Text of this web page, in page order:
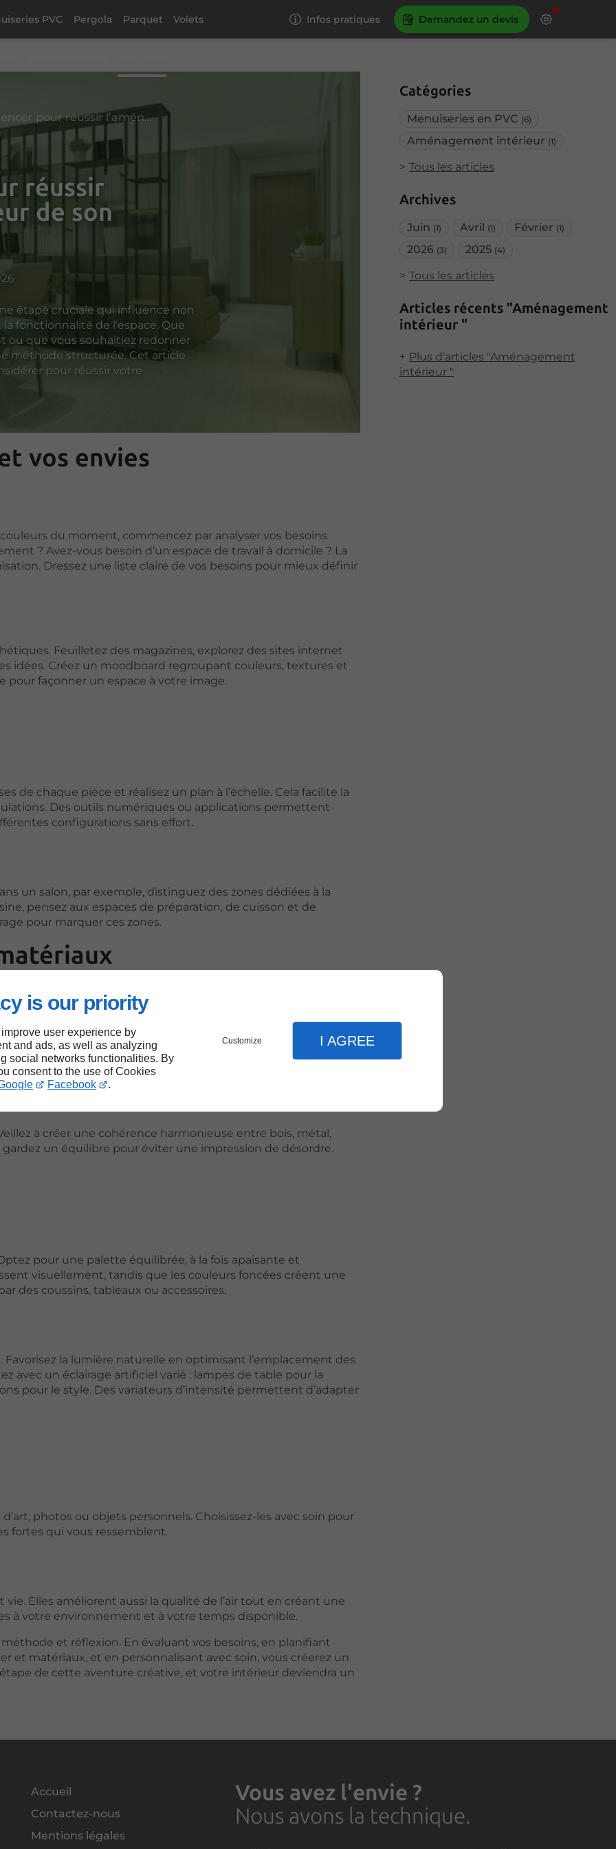
is our priority
user experience by
and ads, as well as analyzing
social networks functionalities. By
consent to the use of Cookies
Facebook .
Customize I AGREE
PVC Pergola Parquet Volets Infos pratiques Demandez un devis
Catégories
Menuiseries en PVC (6)
Aménagement intérieur (1)
Tous les articles
Archives
Juin (1) Avril (1) Février (1)
2026 (3) 2025 (4)
Tous les articles
Articles récents "Aménagement
intérieur "
Plus d'articles "Aménagement
intérieur "
Par où commencer pour réussir l’aménagement intérieur de son logement ?
réussir
de son
étape cruciale qui influence non
fonctionnalité de l'espace. Que
ou que vous souhaitiez redonner
méthode structurée. Cet article
pour réussir votre
vos envies
du moment, commencez par analyser vos besoins
? Avez-vous besoin d’un espace de travail à domicile ? La
Dressez une liste claire de vos besoins pour mieux définir
Feuilletez des magazines, explorez des sites internet
idées. Créez un moodboard regroupant couleurs, textures et
pour façonner un espace à votre image.
de chaque pièce et réalisez un plan à l’échelle. Cela facilite la
Des outils numériques ou applications permettent
configurations sans effort.
un salon, par exemple, distinguez des zones dédiées à la
pensez aux espaces de préparation, de cuisson et de
pour marquer ces zones.
des meubles proportionnés à l’espace, évitez les pièces trop
: meubles modulables ou rangements intégrés
à créer une cohérence harmonieuse entre bois, métal,
un équilibre pour éviter une impression de désordre.
pour une palette équilibrée, à la fois apaisante et
visuellement, tandis que les couleurs foncées créent une
des coussins, tableaux ou accessoires.
Favorisez la lumière naturelle en optimisant l’emplacement des
avec un éclairage artificiel varié : lampes de table pour la
pour le style. Des variateurs d’intensité permettent d’adapter
photos ou objets personnels. Choisissez-les avec soin pour
fortes qui vous ressemblent.
Elles améliorent aussi la qualité de l’air tout en créant une
à votre environnement et à votre temps disponible.
et réflexion. En évaluant vos besoins, en planifiant
matériaux, et en personnalisant avec soin, vous créerez un
de cette aventure créative, et votre intérieur deviendra un
Accueil
Contactez-nous
Mentions légales
Vous avez l'envie ?
Nous avons la technique.